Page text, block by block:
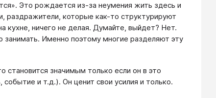
Это рождается из-за неумения жить здесь и
раздражители, которые как-то структурируют
кухне, ничего не делая. Думайте, выйдет? Нет.
Именно поэтому многие разделяют эту
становится значимым только если он в это
и т.д.). Он ценит свои усилия и только.